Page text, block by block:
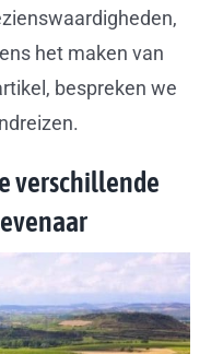
het maken van
bespreken we
verschillende